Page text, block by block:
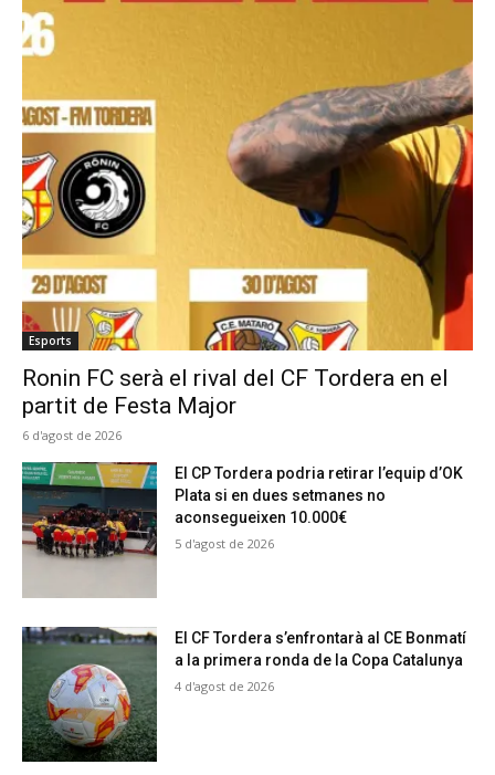
Esports
Ronin FC serà el rival del CF Tordera en el
partit de Festa Major
6 d'agost de 2026
El CP Tordera podria retirar l’equip d’OK
Plata si en dues setmanes no
aconsegueixen 10.000€
5 d'agost de 2026
El CF Tordera s’enfrontarà al CE Bonmatí
a la primera ronda de la Copa Catalunya
4 d'agost de 2026